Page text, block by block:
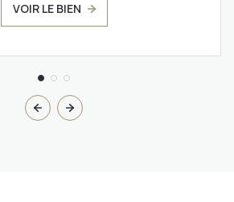
VOIR LE BIEN